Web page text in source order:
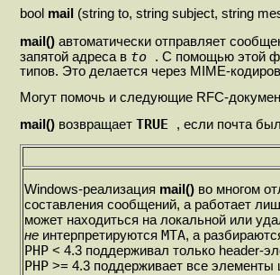
bool mail (string to, string subject, string
mail() автоматически отправляет
запятой адреса в to
. С помощью этой
типов. Это делается через MIME-
Могут помочь и следующие RFC-
mail() возвращает TRUE , если почта
Windows-реализация mail() во многом
составления сообщений, а работает
может находиться на локальной или
не интерпретируются MTA, а
PHP < 4.3 поддерживал только header-
PHP >= 4.3 поддерживает все элементы